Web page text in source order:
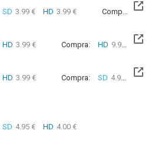
SD 3.99 € HD 3.99 € Compra: SD
HD 3.99 € Compra: HD 9.99 €
HD 3.99 € Compra: SD 4.99 € HD
SD 4.95 € HD 4.00 €